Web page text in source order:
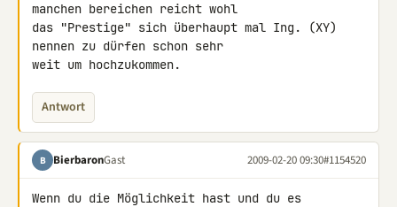
manchen bereichen reicht wohl
das "Prestige" sich überhaupt mal Ing. (XY)
nennen zu dürfen schon sehr
weit um hochzukommen.
Antwort
B BierbaronGast 2009-02-20 09:30#1154520
Wenn du die Möglichkeit hast und du es